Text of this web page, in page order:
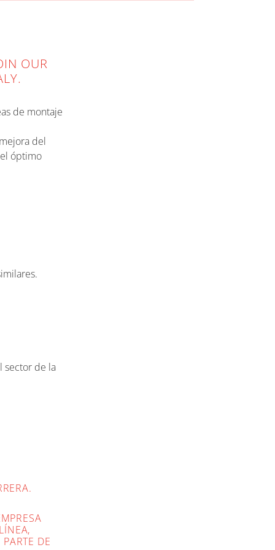
OUR
de montaje
del
óptimo
sector de la
DE